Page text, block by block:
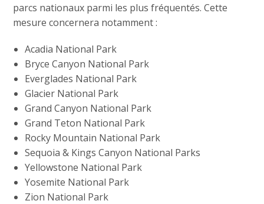
parcs nationaux parmi les plus fréquentés. Cette
mesure concernera notamment :
Acadia National Park
Bryce Canyon National Park
Everglades National Park
Glacier National Park
Grand Canyon National Park
Grand Teton National Park
Rocky Mountain National Park
Sequoia & Kings Canyon National Parks
Yellowstone National Park
Yosemite National Park
Zion National Park